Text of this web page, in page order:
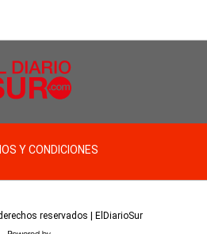
Y CONDICIONES
reservados | ElDiarioSur